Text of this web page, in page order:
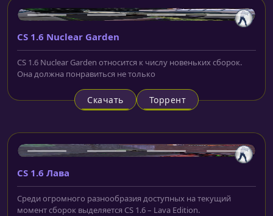
CS 1.6 Nuclear Garden
CS 1.6 Nuclear Garden относится к числу новеньких сборок.
Она должна понравиться не только
Скачать Торрент
CS 1.6 Лава
Среди огромного разнообразия доступных на текущий
момент сборок выделяется CS 1.6 – Lava Edition.